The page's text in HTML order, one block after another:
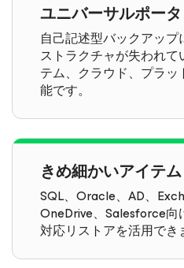
ユニバーサルポー
自己記述型バックアッ
ストラクチャが失われ
テム、クラウド、プラ
能です。
きめ細かいアイテ
SQL、Oracle、AD、
OneDrive、Salesforce
対応リストアを活用でき